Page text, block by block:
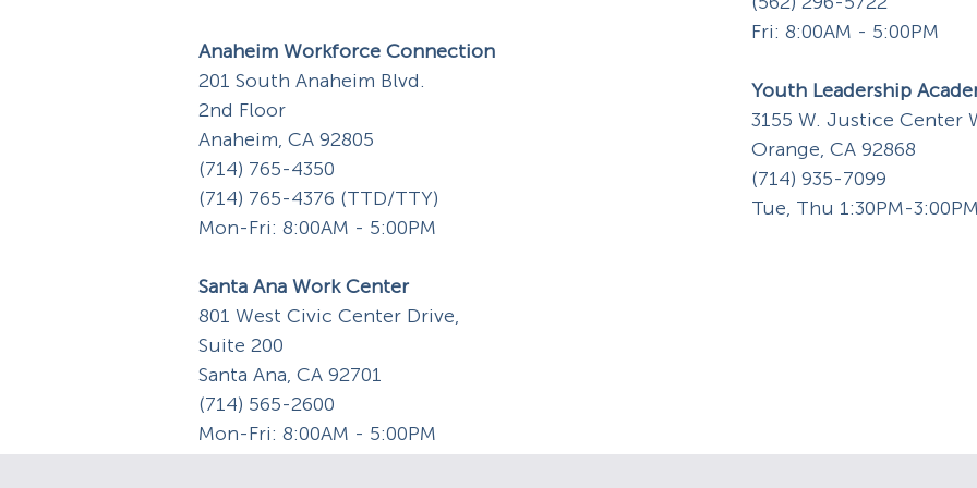
Anaheim Workforce Connection
201 South Anaheim Blvd.
2nd Floor
Anaheim, CA 92805
(714) 765-4350
(714) 765-4376 (TTD/TTY)
Mon-Fri: 8:00AM - 5:00PM
Santa Ana Work Center
801 West Civic Center Drive,
Suite 200
Santa Ana, CA 92701
(714) 565-2600
Mon-Fri: 8:00AM - 5:00PM
Fri: 8:00AM - 5:00PM
Youth Leadership
3155 W. Justice Center
Orange, CA 92868
(714) 935-7099
Tue, Thu 1:30PM-3:00PM